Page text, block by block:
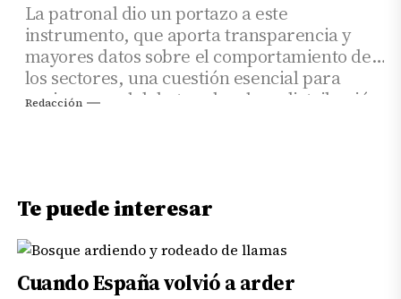
La patronal dio un portazo a este
instrumento, que aporta transparencia y
mayores datos sobre el comportamiento de
los sectores, una cuestión esencial para
enriquecer el debate sobre la redistribución
Redacción
Te puede interesar
Cuando España volvió a arder